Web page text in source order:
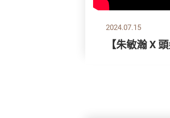
2024.07.15
【朱敏瀚 X